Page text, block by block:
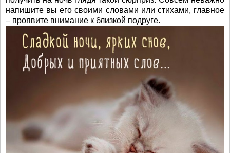
напишите вы его своими словами или стихами, главное
– проявите внимание к близкой подруге.